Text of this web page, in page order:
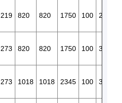
219 820 820 1750 100 238
273 820 820 1750 100 300
273 1018 1018 2345 100 300